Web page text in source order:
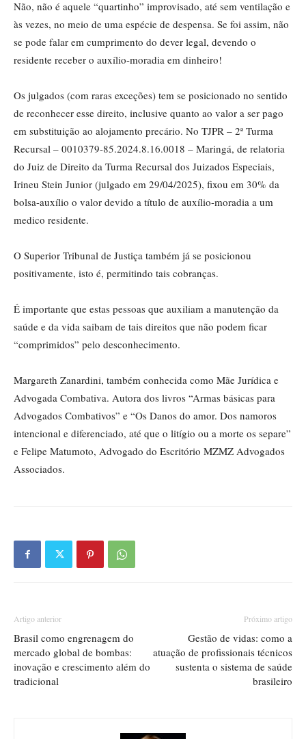
Não, não é aquele “quartinho” improvisado, até sem ventilação e
às vezes, no meio de uma espécie de despensa. Se foi assim, não
se pode falar em cumprimento do dever legal, devendo o
residente receber o auxílio-moradia em dinheiro!
Os julgados (com raras exceções) tem se posicionado no sentido
de reconhecer esse direito, inclusive quanto ao valor a ser pago
em substituição ao alojamento precário. No TJPR – 2ª Turma
Recursal – 0010379-85.2024.8.16.0018 – Maringá, de relatoria
do Juiz de Direito da Turma Recursal dos Juizados Especiais,
Irineu Stein Junior (julgado em 29/04/2025), fixou em 30% da
bolsa-auxílio o valor devido a título de auxílio-moradia a um
medico residente.
O Superior Tribunal de Justiça também já se posicionou
positivamente, isto é, permitindo tais cobranças.
É importante que estas pessoas que auxiliam a manutenção da
saúde e da vida saibam de tais direitos que não podem ficar
“comprimidos” pelo desconhecimento.
Margareth Zanardini, também conhecida como Mãe Jurídica e
Advogada Combativa. Autora dos livros “Armas básicas para
Advogados Combativos” e “Os Danos do amor. Dos namoros
intencional e diferenciado, até que o litígio ou a morte os separe”
e Felipe Matumoto, Advogado do Escritório MZMZ Advogados
Associados.
Artigo anterior
Brasil como engrenagem do
mercado global de bombas:
inovação e crescimento além do
tradicional
Próximo artigo
Gestão de vidas: como a
atuação de profissionais técnicos
sustenta o sistema de saúde
brasileiro